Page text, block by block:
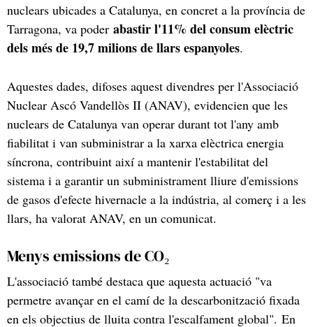
nuclears ubicades a Catalunya, en concret a la província de
Tarragona, va poder abastir l'11% del consum elèctric
dels més de 19,7 milions de llars espanyoles.
Aquestes dades, difoses aquest divendres per l'Associació
Nuclear Ascó Vandellòs II (ANAV), evidencien que les
nuclears de Catalunya van operar durant tot l'any amb
fiabilitat i van subministrar a la xarxa elèctrica energia
síncrona, contribuint així a mantenir l'estabilitat del
sistema i a garantir un subministrament lliure d'emissions
de gasos d'efecte hivernacle a la indústria, al comerç i a les
llars, ha valorat ANAV, en un comunicat.
Menys emissions de CO₂
L'associació també destaca que aquesta actuació "va
permetre avançar en el camí de la descarbonització fixada
en els objectius de lluita contra l'escalfament global". En